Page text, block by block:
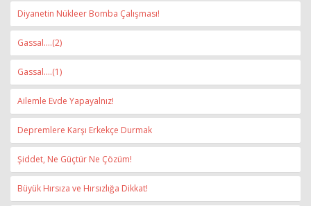
Diyanetin Nükleer Bomba Çalışması!
Gassal….(2)
Gassal….(1)
Ailemle Evde Yapayalnız!
Depremlere Karşı Erkekçe Durmak
Şiddet, Ne Güçtür Ne Çözüm!
Büyük Hırsıza ve Hırsızlığa Dikkat!